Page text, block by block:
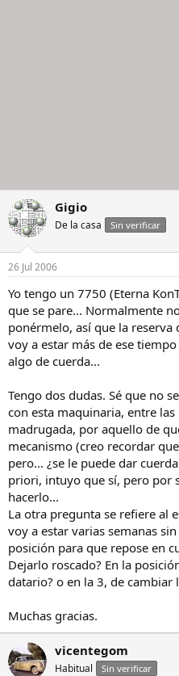
Gigio
De la casa Sin verificar
26 Jul 2006
Yo tengo un 7750 (Eterna
que se pare... Normalmente
ponérmelo, así que la reserva
voy a estar más de ese
algo de cuerda...
Tengo dos dudas. Sé que no
con esta maquinaria, entre
madrugada, por aquello de
mecanismo (creo recordar
pero... ¿se le puede dar
priori, intuyo que sí, pero por
hacerlo...
La otra pregunta se refiere al
voy a estar varias semanas
posición para que repose en
Dejarlo roscado? En la
datario? o en la 3, de cambiar
Muchas gracias.
vicentegom
Habitual Sin verificar